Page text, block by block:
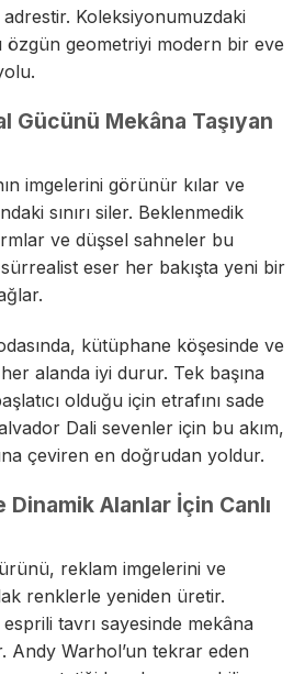
Koleksiyonumuzdaki
özgün geometriyi modern bir eve
Gücünü Mekâna Taşıyan
imgelerini görünür kılar ve
sınırı siler. Beklenmedik
ve düşsel sahneler bu
sürrealist eser her bakışta yeni bir
kütüphane köşesinde ve
her alanda iyi durur. Tek başına
olduğu için etrafını sade
Dali sevenler için bu akım,
çeviren en doğrudan yoldur.
Alanlar İçin Canlı
reklam imgelerini ve
renklerle yeniden üretir.
tavrı sayesinde mekâna
Andy Warhol’un tekrar eden